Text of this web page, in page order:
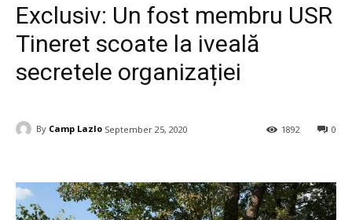
Exclusiv: Un fost membru USR
Tineret scoate la iveală
secretele organizației
By Camp Lazlo September 25, 2020 0
1892